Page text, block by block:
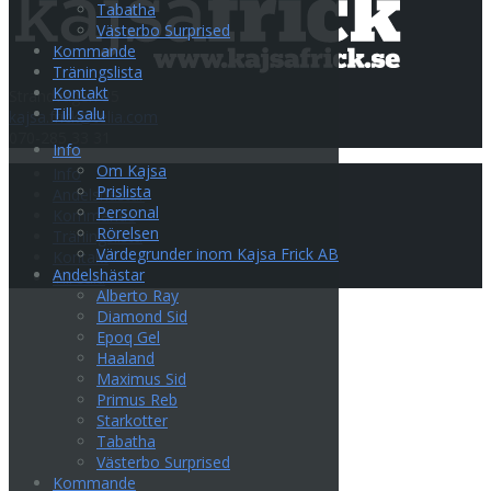
Tabatha
Västerbo Surprised
Kommande
Träningslista
Kontakt
Till salu
Info
Om Kajsa
Prislista
Personal
Rörelsen
Värdegrunder inom Kajsa Frick AB
Andelshästar
Alberto Ray
Diamond Sid
Epoq Gel
Haaland
Maximus Sid
Primus Reb
Starkotter
Tabatha
Västerbo Surprised
Kommande
Strandvägen 35
kajsa.frick@telia.com
Info
Andelshästar
Kommande
Träningslista
Kontakt
Till salu